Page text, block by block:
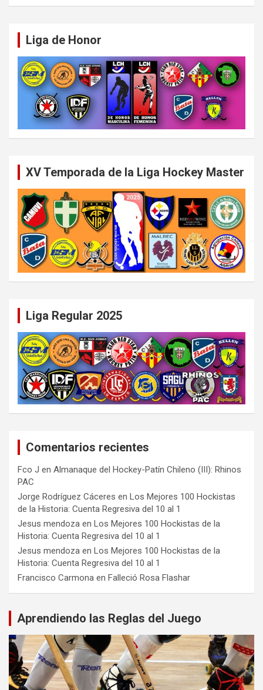
Liga de Honor
XV Temporada de la Liga Hockey Master
Liga Regular 2025
Comentarios recientes
Fco J en Almanaque del Hockey-Patín Chileno (III): Rhinos
PAC
Jorge Rodríguez Cáceres en Los Mejores 100 Hockistas
de la Historia: Cuenta Regresiva del 10 al 1
Jesus mendoza en Los Mejores 100 Hockistas de la
Historia: Cuenta Regresiva del 10 al 1
Jesus mendoza en Los Mejores 100 Hockistas de la
Historia: Cuenta Regresiva del 10 al 1
Francisco Carmona en Falleció Rosa Flashar
Aprendiendo las Reglas del Juego